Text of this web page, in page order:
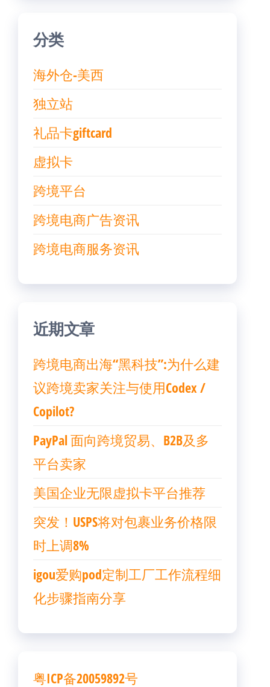
分类
海外仓-美西
独立站
礼品卡giftcard
虚拟卡
跨境平台
跨境电商广告资讯
跨境电商服务资讯
近期文章
跨境电商出海“黑科技”:为什么建
议跨境卖家关注与使用Codex /
Copilot?
PayPal 面向跨境贸易、B2B及多
平台卖家
美国企业无限虚拟卡平台推荐
突发！USPS将对包裹业务价格限
时上调8%
igou爱购pod定制工厂工作流程细
化步骤指南分享
粤ICP备20059892号